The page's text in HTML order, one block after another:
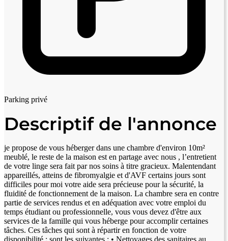
Parking privé
Descriptif de l'annonce
je propose de vous héberger dans une chambre d'environ 10m²
meublé, le reste de la maison est en partage avec nous , l’entretient
de votre linge sera fait par nos soins à titre gracieux. Malentendant
appareillés, atteins de fibromyalgie et d'AVF certains jours sont
difficiles pour moi votre aide sera précieuse pour la sécurité, la
fluidité de fonctionnement de la maison. La chambre sera en contre
partie de services rendus et en adéquation avec votre emploi du
temps étudiant ou professionnelle, vous vous devez d'être aux
services de la famille qui vous héberge pour accomplir certaines
tâches. Ces tâches qui sont à répartir en fonction de votre
disponibilité ; sont les suivantes : • Nettoyages des sanitaires au